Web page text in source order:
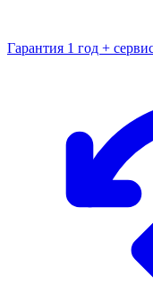
Гарантия 1 год +